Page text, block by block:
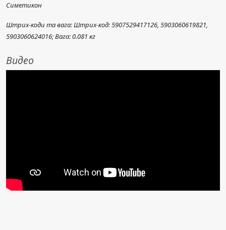
Симетикон
Штрих-коди та вага: Штрих-код: 5907529417126, 5903060619821,
5903060624016; Вага: 0.081 кг
Видео